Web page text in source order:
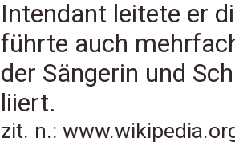
Intendant leitete er
führte auch
der Sängerin und
liiert.
zit. n.: